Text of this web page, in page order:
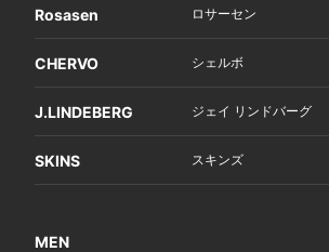
Rosasen ロサーセン
CHERVO シェルボ
J.LINDEBERG ジェイ リンドバーグ
SKINS スキンズ
MEN